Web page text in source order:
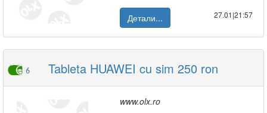
Детали... 27.01|21:57
6 Tableta HUAWEI cu sim 250 ron
www.olx.ro